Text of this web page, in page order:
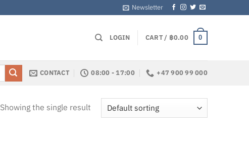
Newsletter
LOGIN CART / ฿0.00 0
CONTACT 08:00 - 17:00 +47 900 99 000
Showing the single result